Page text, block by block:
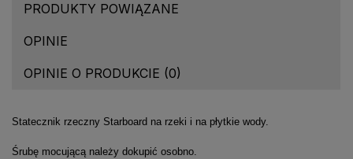
PRODUKTY POWIĄZANE
OPINIE
OPINIE O PRODUKCIE (0)
Statecznik rzeczny Starboard na rzeki i na płytkie wody.
Śrubę mocującą należy dokupić osobno.